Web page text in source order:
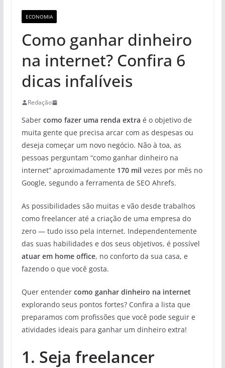
ECONOMIA
Como ganhar dinheiro
na internet? Confira 6
dicas infalíveis
Redação
Sabercomo fazer uma renda extra é o objetivo de
muita gente que precisa arcar com as despesas ou
deseja começar um novo negócio. Não à toa, as
pessoas perguntam “como ganhar dinheiro na
internet” aproximadamente 170 mil vezes por mês no
Google, segundo a ferramenta de SEO Ahrefs.
As possibilidades são muitas e vão desde trabalhos
como freelancer até a criação de uma empresa do
zero — tudo isso pela internet. Independentemente
das suas habilidades e dos seus objetivos, é possível
atuar em home office, no conforto da sua casa, e
fazendo o que você gosta.
Quer entender como ganhar dinheiro na internet
explorando seus pontos fortes? Confira a lista que
preparamos com profissões que você pode seguir e
atividades ideais para ganhar um dinheiro extra!
1. Seja freelancer